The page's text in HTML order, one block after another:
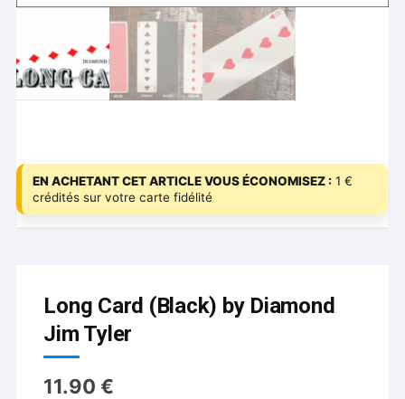
EN ACHETANT CET ARTICLE VOUS ÉCONOMISEZ : 1 €
crédités sur votre carte fidélité
Long Card (Black) by Diamond
Jim Tyler
11.90€